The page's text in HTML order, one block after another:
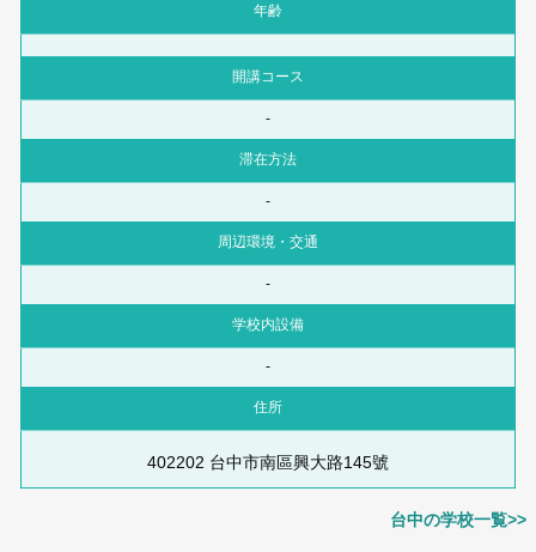
年齢
開講コース
-
滞在方法
-
周辺環境・交通
-
学校内設備
-
住所
402202 台中市南區興大路145號
台中の学校一覧>>